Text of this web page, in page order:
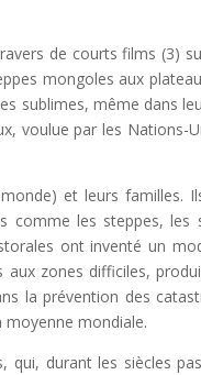
de courts films (3)
mongoles aux
sublimes, même dans
voulue par les Nations-
et leurs familles.
comme les steppes, les
ont inventé un
zones difficiles,
la prévention des
moyenne mondiale.
qui, durant les siècles